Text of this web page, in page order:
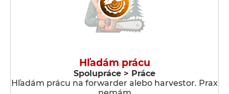
Hľadám prácu
Spolupráce > Práce
Hľadám prácu na forwarder alebo harvestor. Prax